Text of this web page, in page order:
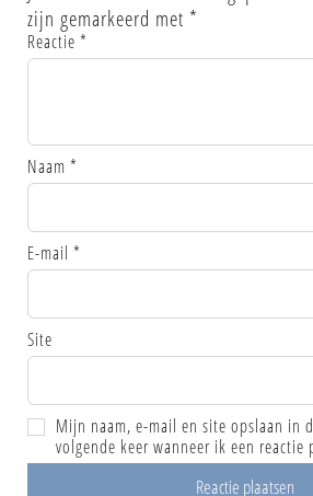
zijn gemarkeerd met *
Reactie *
Naam *
E-mail *
Site
Mijn naam, e-mail en site opslaan in
volgende keer wanneer ik een reactie